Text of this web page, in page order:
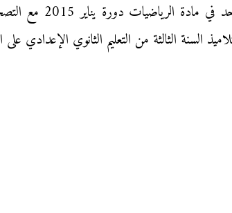
الامتحان
السنة الثالثة من التعليم الثانوي الإعدادي